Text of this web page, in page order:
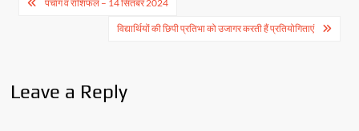
navigation
पंचांग व राशिफल – 14 सितंबर 2024
विद्यार्थियों की छिपी प्रतिभा को उजागर करती हैं प्रतियोगिताएं
Leave a Reply